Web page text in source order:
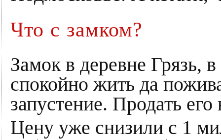
Что с замком?
Замок в деревне Грязь,
спокойно жить да
запустение. Продать его
Цену уже снизили с 1